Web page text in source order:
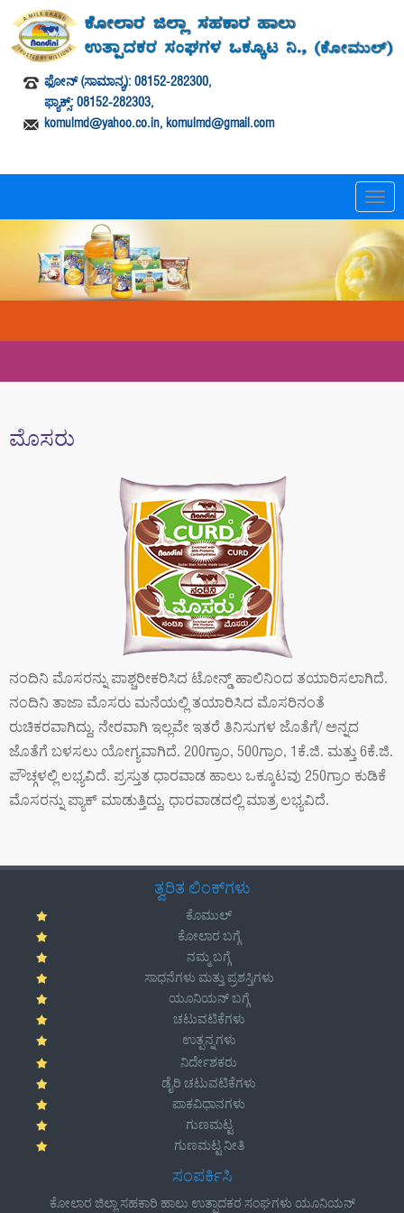
ಫೋನ್ (ಸಾಮಾನ್ಯ): 08152-282300,
ಫ್ಯಾಕ್ಸ್: 08152-282303,
komulmd@yahoo.co.in, komulmd@gmail.com
T
o
g
l
e
a
ಮೊಸರು
ನಂದಿನಿ ಮೊಸರನ್ನು ಪಾಶ್ಚರೀಕರಿಸಿದ ಟೋನ್ಡ್ ಹಾಲಿನಿಂದ ತಯಾರಿಸಲಾಗಿದೆ.
ನಂದಿನಿ ತಾಜಾ ಮೊಸರು ಮನೆಯಲ್ಲಿ ತಯಾರಿಸಿದ ಮೊಸರಿನಂತೆ
ರುಚಿಕರವಾಗಿದ್ದು, ನೇರವಾಗಿ ಇಲ್ಲವೇ ಇತರೆ ತಿನಿಸುಗಳ ಜೊತೆಗೆ/ ಅನ್ನದ
ಜೊತೆಗೆ ಬಳಸಲು ಯೋಗ್ಯವಾಗಿದೆ. 200ಗ್ರಾಂ, 500ಗ್ರಾಂ, 1ಕೆ.ಜಿ. ಮತ್ತು 6ಕೆ.ಜಿ.
ಪೌಚ್ಗಳಲ್ಲಿ ಲಭ್ಯವಿದೆ. ಪ್ರಸ್ತುತ ಧಾರವಾಡ ಹಾಲು ಒಕ್ಕೂಟವು 250ಗ್ರಾಂ ಕುಡಿಕೆ
ಮೊಸರನ್ನು ಪ್ಯಾಕ್ ಮಾಡುತ್ತಿದ್ದು, ಧಾರವಾಡದಲ್ಲಿ ಮಾತ್ರ ಲಭ್ಯವಿದೆ.
ತ್ವರಿತ ಲಿಂಕ್‌ಗಳು
ಕೊಮುಲ್
ಕೋಲಾರ ಬಗ್ಗೆ
ನಮ್ಮ ಬಗ್ಗೆ
ಸಾಧನೆಗಳು ಮತ್ತು ಪ್ರಶಸ್ತಿಗಳು
ಯೂನಿಯನ್ ಬಗ್ಗೆ
ಚಟುವಟಿಕೆಗಳು
ಉತ್ಪನ್ನಗಳು
ನಿರ್ದೇಶಕರು
ಡೈರಿ ಚಟುವಟಿಕೆಗಳು
ಪಾಕವಿಧಾನಗಳು
ಗುಣಮಟ್ಟ
ಗುಣಮಟ್ಟ ನೀತಿ
ಸಂಪರ್ಕಿಸಿ
ಕೋಲಾರ ಜಿಲ್ಲಾ ಸಹಕಾರಿ ಹಾಲು ಉತ್ಪಾದಕರ ಸಂಘಗಳು ಯೂನಿಯನ್